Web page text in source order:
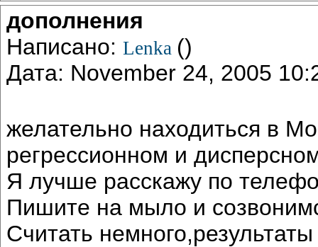
дополнения
Написано: Lenka ()
Дата: November 24, 2005
желательно находиться в
регрессионном и
Я лучше расскажу по
Пишите на мыло и
Считать